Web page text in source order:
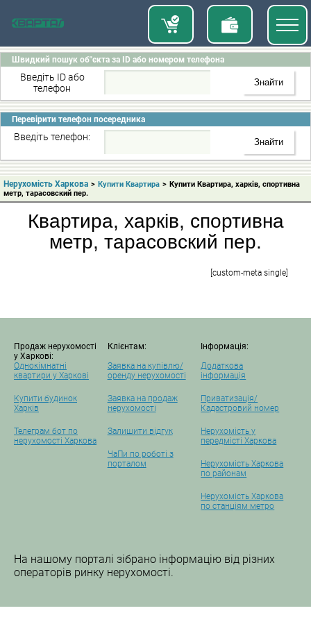
Швидкий пошук об"єкта за ID або номером телефона
Введіть ID або
телефон
Перевірити телефон посередника
Введіть телефон:
Нерухомість Харкова > Купити Квартира > Купити Квартира, харків, спортивна
метр, тарасовский пер.
Квартира, харків, спортивна
метр, тарасовский пер.
[custom-meta single]
Продаж нерухомості
у Харкові:
Однокімнатні
квартири у Харкові
Купити будинок
Харків
Телеграм бот по
нерухомості Харкова
Клієнтам:
Заявка на купівлю/
оренду нерухомості
Заявка на продаж
нерухомості
Залишити відгук
ЧаПи по роботі з
порталом
Інформація:
Додаткова
інформація
Приватизація/
Кадастровий номер
Нерухомість у
передмісті Харкова
Нерухомість Харкова
по районам
Нерухомість Харкова
по станціям метро
На нашому порталі зібрано інформацію від різних
операторів ринку нерухомості.